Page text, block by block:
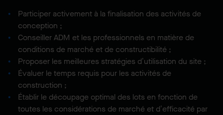
Participer activement à la finalisation des activités de
conception ;
Conseiller ADM et les professionnels en matière de
conditions de marché et de constructibilité ;
Proposer les meilleures stratégies d’utilisation du site ;
Évaluer le temps requis pour les activités de
construction ;
Établir le découpage optimal des lots en fonction de
toutes les considérations de marché et d’efficacité par